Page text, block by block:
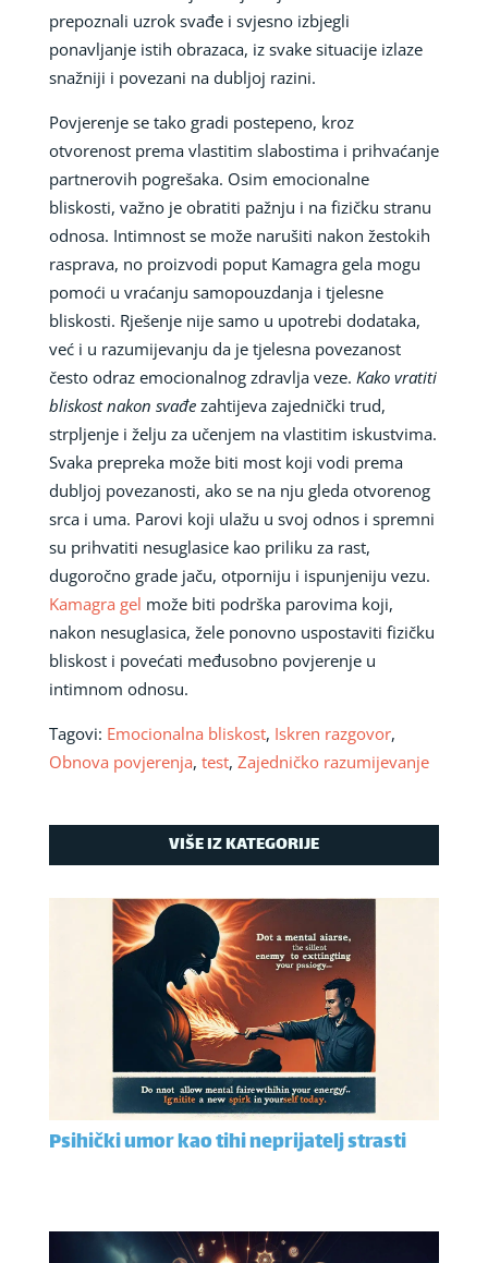
prepoznali uzrok svađe i svjesno izbjegli
ponavljanje istih obrazaca, iz svake situacije izlaze
snažniji i povezani na dubljoj razini.
Povjerenje se tako gradi postepeno, kroz
otvorenost prema vlastitim slabostima i prihvaćanje
partnerovih pogrešaka. Osim emocionalne
bliskosti, važno je obratiti pažnju i na fizičku stranu
odnosa. Intimnost se može narušiti nakon žestokih
rasprava, no proizvodi poput Kamagra gela mogu
pomoći u vraćanju samopouzdanja i tjelesne
bliskosti. Rješenje nije samo u upotrebi dodataka,
već i u razumijevanju da je tjelesna povezanost
često odraz emocionalnog zdravlja veze. Kako vratiti
bliskost nakon svađezahtijeva zajednički trud,
strpljenje i želju za učenjem na vlastitim iskustvima.
Svaka prepreka može biti most koji vodi prema
dubljoj povezanosti, ako se na nju gleda otvorenog
srca i uma. Parovi koji ulažu u svoj odnos i spremni
su prihvatiti nesuglasice kao priliku za rast,
dugoročno grade jaču, otporniju i ispunjeniju vezu.
Kamagra gel može biti podrška parovima koji,
nakon nesuglasica, žele ponovno uspostaviti fizičku
bliskost i povećati međusobno povjerenje u
intimnom odnosu.
Tagovi: Emocionalna bliskost, Iskren razgovor,
Obnova povjerenja, test, Zajedničko razumijevanje
VIŠE IZ KATEGORIJE
Psihički umor kao tihi neprijatelj strasti